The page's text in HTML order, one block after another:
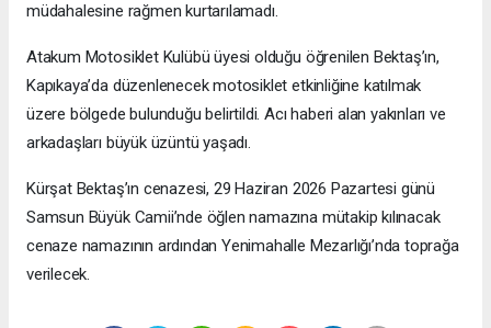
müdahalesine rağmen kurtarılamadı.
Atakum Motosiklet Kulübü üyesi olduğu öğrenilen Bektaş’ın,
Kapıkaya’da düzenlenecek motosiklet etkinliğine katılmak
üzere bölgede bulunduğu belirtildi. Acı haberi alan yakınları ve
arkadaşları büyük üzüntü yaşadı.
Kürşat Bektaş’ın cenazesi, 29 Haziran 2026 Pazartesi günü
Samsun Büyük Camii’nde öğlen namazına mütakip kılınacak
cenaze namazının ardından Yenimahalle Mezarlığı’nda toprağa
verilecek.